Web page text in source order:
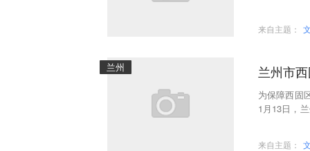
来自主题：
兰州 兰州市
为保障西固
1月13日，
来自主题：